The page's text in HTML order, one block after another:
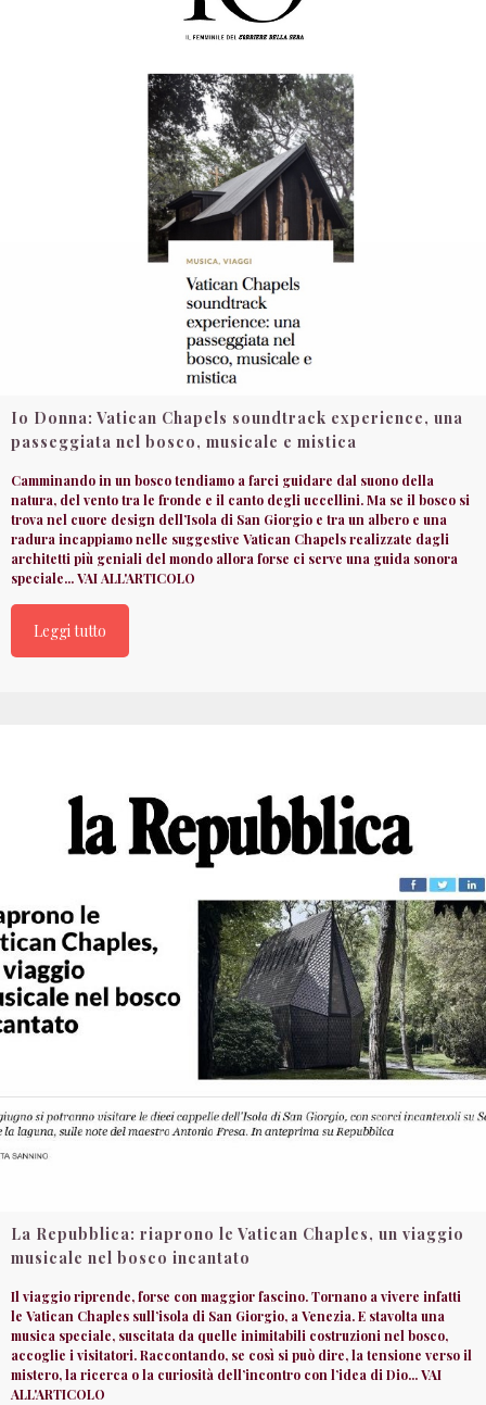
Io Donna: Vatican Chapels soundtrack experience, una
passeggiata nel bosco, musicale e mistica
Camminando in un bosco tendiamo a farci guidare dal suono della
natura, del vento tra le fronde e il canto degli uccellini. Ma se il bosco si
trova nel cuore design dell’Isola di San Giorgio e tra un albero e una
radura incappiamo nelle suggestive Vatican Chapels realizzate dagli
architetti più geniali del mondo allora forse ci serve una guida sonora
speciale... VAI ALL'ARTICOLO
Leggi tutto
La Repubblica: riaprono le Vatican Chaples, un viaggio
musicale nel bosco incantato
Il viaggio riprende, forse con maggior fascino. Tornano a vivere infatti
le Vatican Chaples sull’isola di San Giorgio, a Venezia. E stavolta una
musica speciale, suscitata da quelle inimitabili costruzioni nel bosco,
accoglie i visitatori. Raccontando, se così si può dire, la tensione verso il
mistero, la ricerca o la curiosità dell’incontro con l’idea di Dio... VAI
ALL'ARTICOLO